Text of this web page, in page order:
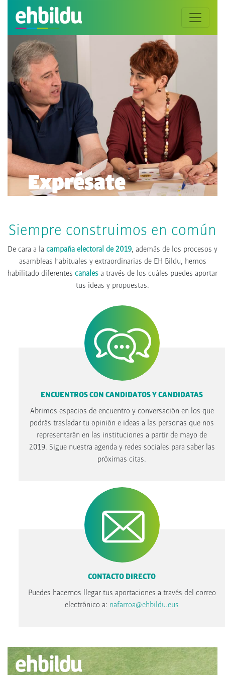
Exprésate
Siempre construimos en común
De cara a la campaña electoral de 2019, además de los procesos y
asambleas habituales y extraordinarias de EH Bildu, hemos
habilitado diferentes canalesa través de los cuáles puedes aportar
tus ideas y propuestas.
ENCUENTROS CON CANDIDATOS Y CANDIDATAS
Abrimos espacios de encuentro y conversación en los que
podrás trasladar tu opinión e ideas a las personas que nos
representarán en las instituciones a partir de mayo de
2019. Sigue nuestra agenda y redes sociales para saber las
próximas citas.
CONTACTO DIRECTO
Puedes hacernos llegar tus aportaciones a través del correo
electrónico a: nafarroa@ehbildu.eus